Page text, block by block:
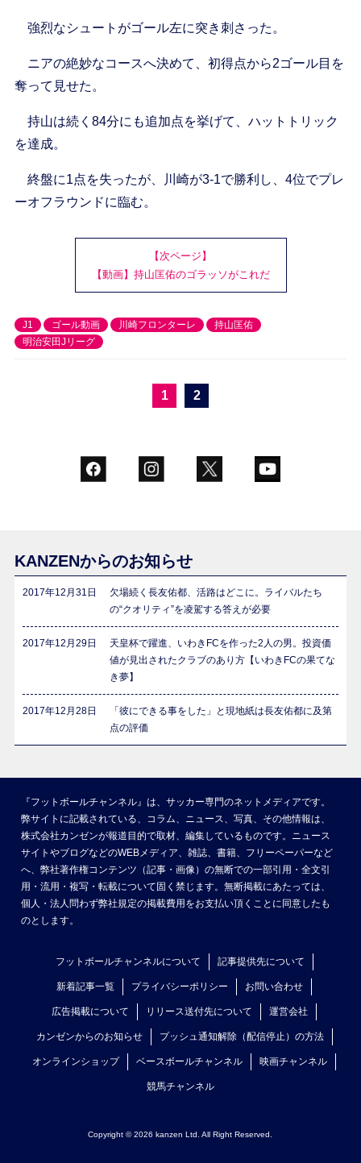
強烈なシュートがゴール左に突き刺さった。
ニアの絶妙なコースへ決めて、初得点から2ゴール目を
奪って見せた。
持山は続く84分にも追加点を挙げて、ハットトリック
を達成。
終盤に1点を失ったが、川崎が3-1で勝利し、4位でプレ
ーオフラウンドに臨む。
【次ページ】
【動画】持山匡佑のゴラッソがこれだ
J1 ゴール動画 川崎フロンターレ
持山匡佑
明治安田Jリーグ
1 2
KANZENからのお知らせ
2017年12月31日
欠場続く長友佑都、活路はどこに。ライバルたち
の“クオリティ”を凌駕する答えが必要
2017年12月29日
天皇杯で躍進、いわきFCを作った2人の男。投資価
値が見出されたクラブのあり方【いわきFCの果てな
き夢】
2017年12月28日
「彼にできる事をした」と現地紙は長友佑都に及第
点の評価
『フットボールチャンネル』は、サッカー専門のネットメディアです。
弊サイトに記載されている、コラム、ニュース、写真、その他情報は、
株式会社カンゼンが報道目的で取材、編集しているものです。ニュース
サイトやブログなどのWEBメディア、雑誌、書籍、フリーペーパーなど
へ、弊社著作権コンテンツ（記事・画像）の無断での一部引用・全文引
用・流用・複写・転載について固く禁じます。無断掲載にあたっては、
個人・法人問わず弊社規定の掲載費用をお支払い頂くことに同意したも
のとします。
フットボールチャンネルについて 記事提供先について
新着記事一覧 プライバシーポリシー お問い合わせ
広告掲載について リリース送付先について 運営会社
カンゼンからのお知らせ プッシュ通知解除（配信停止）の方法
オンラインショップ ベースボールチャンネル 映画チャンネル
競馬チャンネル
Copyright © 2026 kanzen Ltd. All Right Reserved.